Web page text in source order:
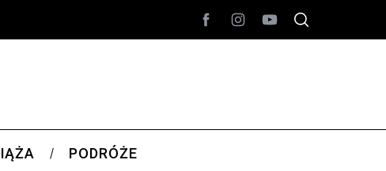
PODRÓŻE